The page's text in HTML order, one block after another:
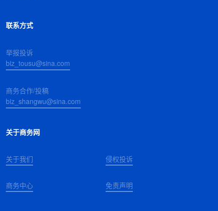
联系方式
举报投诉
biz_tousu@sina.com
商务合作/投稿
biz_shangwu@sina.com
关于商务网
关于我们 侵权投诉
商务中心 免责声明